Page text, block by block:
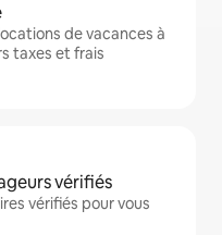
de vacances à
taxes et frais
vérifiés
vérifiés pour vous